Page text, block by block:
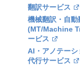
翻訳サービス
機械翻訳・自動
(MT/Machine
ービス
AI・アノテーシ
代行サービス